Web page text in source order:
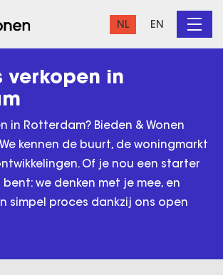
NL EN
verkopen in
in Rotterdam? Bieden & Wonen
kennen de buurt, de woningmarkt
Of je nou een starter
we denken met je mee, en
simpel proces dankzij ons open